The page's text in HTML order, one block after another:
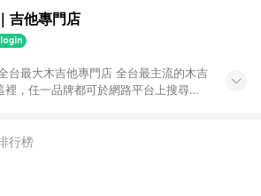
吉他專門店
他專門店 全台最主流的木吉
，任一品牌都可於網路平台上搜尋得
至最佳，再保有一年的免費調整服務，
台最齊全。
行榜